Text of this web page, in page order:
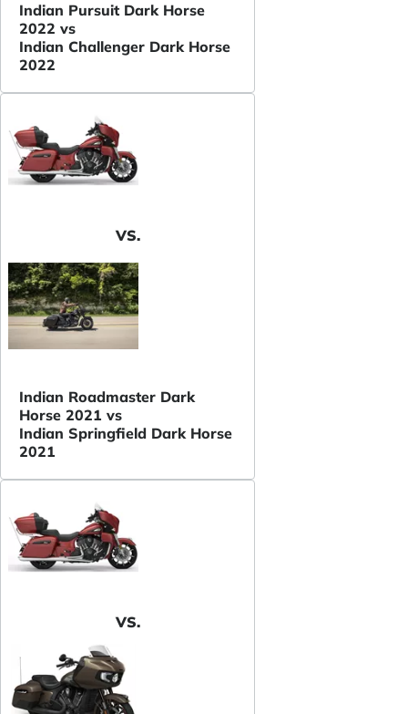
Indian Pursuit Dark Horse
2022 vs
Indian Challenger Dark Horse
2022
VS.
Indian Roadmaster Dark
Horse 2021 vs
Indian Springfield Dark Horse
2021
VS.